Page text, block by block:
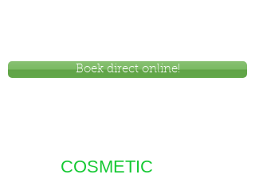
Boek direct online!
COSMETIC